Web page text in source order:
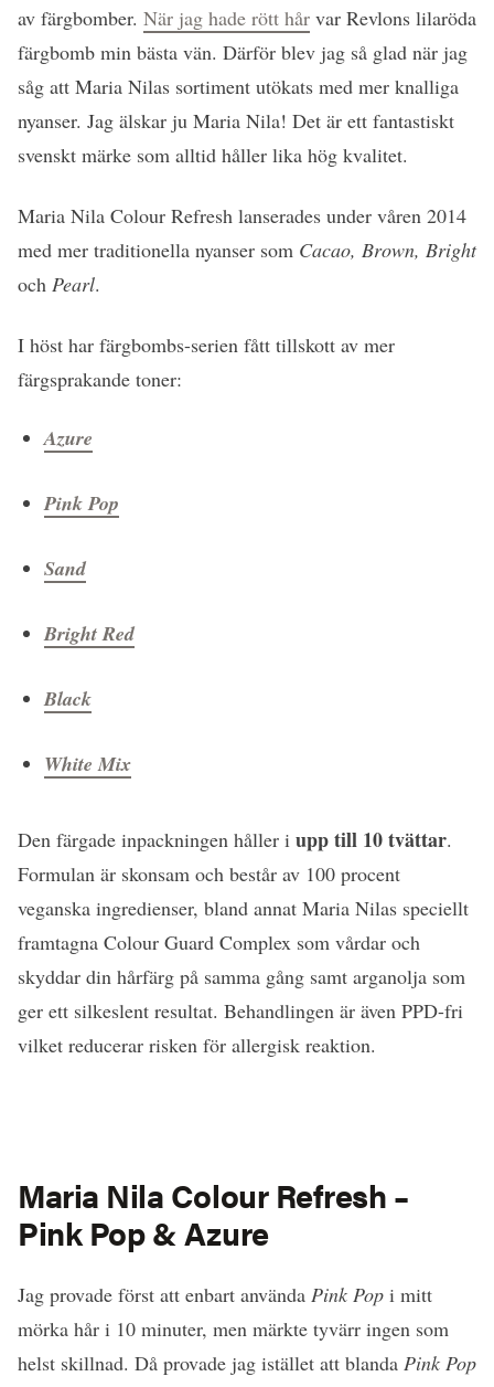
av färgbomber. När jag hade rött hår var Revlons lilaröda
färgbomb min bästa vän. Därför blev jag så glad när jag
såg att Maria Nilas sortiment utökats med mer knalliga
nyanser. Jag älskar ju Maria Nila! Det är ett fantastiskt
svenskt märke som alltid håller lika hög kvalitet.
Maria Nila Colour Refresh lanserades under våren 2014
med mer traditionella nyanser som Cacao, Brown, Bright
och Pearl.
I höst har färgbombs-serien fått tillskott av mer
färgsprakande toner:
Azure
Pink Pop
Sand
Bright Red
Black
White Mix
Den färgade inpackningen håller i upp till 10 tvättar.
Formulan är skonsam och består av 100 procent
veganska ingredienser, bland annat Maria Nilas speciellt
framtagna Colour Guard Complex som vårdar och
skyddar din hårfärg på samma gång samt arganolja som
ger ett silkeslent resultat. Behandlingen är även PPD-fri
vilket reducerar risken för allergisk reaktion.
Maria Nila Colour Refresh –
Pink Pop & Azure
Jag provade först att enbart använda Pink Pop i mitt
mörka hår i 10 minuter, men märkte tyvärr ingen som
helst skillnad. Då provade jag istället att blanda Pink Pop